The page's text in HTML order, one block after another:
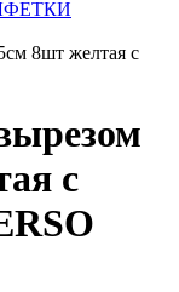
8шт желтая с
с